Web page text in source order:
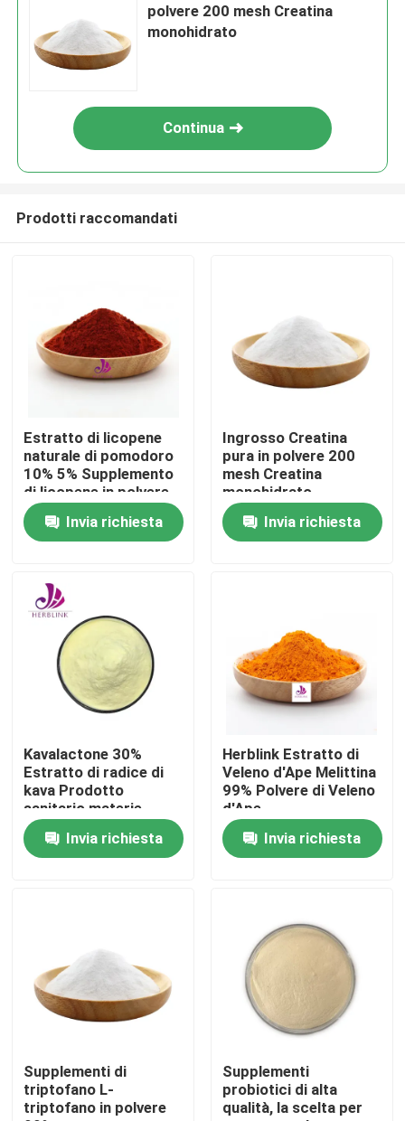
Casa
Prodotti
Circa noi
Giro della fabbrica
Notizie
Estratto naturale della pianta
polvere 200 mesh Creatina
monohidrato
Continua
Prodotti raccomandati
Estratto di licopene
naturale di pomodoro
10% 5% Supplemento
di licopene in polvere
Invia richiesta
Ingrosso Creatina
pura in polvere 200
mesh Creatina
monohidrato
Invia richiesta
Kavalactone 30%
Estratto di radice di
kava Prodotto
sanitario materie
prime estratto di kava
Invia richiesta
Herblink Estratto di
Veleno d'Ape Melittina
99% Polvere di Veleno
d'Ape
Invia richiesta
Supplementi di
triptofano L-
triptofano in polvere
Supplementi
probiotici di alta
qualità, la scelta per